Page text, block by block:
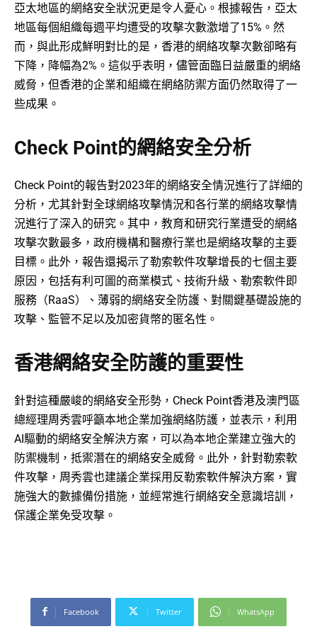
亞太地區的網絡安全狀況更是令人憂心。根據報告，亞太
地區每個組織每週平均遭受的攻擊次數激增了15%。然
而，與此形成鮮明對比的是，香港的網絡攻擊次數卻略有
下降，降幅為2%。這似乎表明，儘管面臨日益嚴重的網絡
威脅，但香港的企業和組織在網絡防禦方面仍然取得了一
些成果。
Check Point的網絡安全分析
Check Point的報告對2023年的網絡安全情況進行了詳細的
分析，尤其針對全球網絡攻擊情況和各行業的網絡攻擊情
況進行了深入的研究。其中，教育和研究行業遭受的網絡
攻擊次數最多，政府機構和醫療行業也是網絡攻擊的主要
目標。此外，報告還揭示了勒索軟件攻擊增長的七個主要
原因，包括有利可圖的商業模式、技術升級、勒索軟件即
服務（RaaS）、薄弱的網絡安全防護、對關鍵基礎設施的
攻擊、監管不足以及加密貨幣的匿名性。
香港網絡安全防護的重要性
針對這種嚴峻的網絡安全形勢，Check Point香港及澳門區
總經理周秀雲呼籲本地企業加強網絡防護，並表示，利用
AI驅動的網絡安全解決方案，可以為本地企業建立強大的
防禦機制，抵禦潛在的網絡安全威脅。此外，針對勒索軟
件攻擊，周秀雲也建議企業採用反勒索軟件解決方案，實
施強大的數據備份措施，並經常進行網絡安全意識培訓，
保護企業免受攻擊。
Facebook Twitter WhatsApp